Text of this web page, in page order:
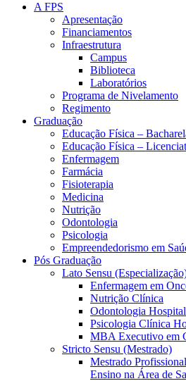
A FPS
Apresentação
Financiamentos
Infraestrutura
Campus
Biblioteca
Laboratórios
Programa de Nivelamento
Regimento
Graduação
Educação Física –
Educação Física –
Enfermagem
Farmácia
Fisioterapia
Medicina
Nutrição
Odontologia
Psicologia
Empreendedorismo em
Pós Graduação
Lato Sensu
Enfermagem em
Nutrição Clínica
Odontologia
Psicologia Clínica
MBA Executivo em
Stricto Sensu (Mestrado)
Mestrado
Ensino na Área de